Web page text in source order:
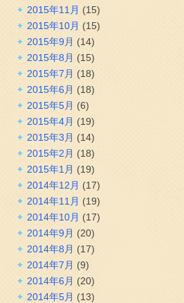
2015年11月 (15)
2015年10月 (15)
2015年9月 (14)
2015年8月 (15)
2015年7月 (18)
2015年6月 (18)
2015年5月 (6)
2015年4月 (19)
2015年3月 (14)
2015年2月 (18)
2015年1月 (19)
2014年12月 (17)
2014年11月 (19)
2014年10月 (17)
2014年9月 (20)
2014年8月 (17)
2014年7月 (9)
2014年6月 (20)
2014年5月 (13)